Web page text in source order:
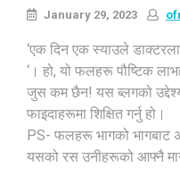
January 29, 2023
‘एक दिन एक स्याउले
‘। हो, यो फलहरू पौष्टिक
जुस कम छैन! यस ब्लगको
फाइदाहरूमा शिक्षित गर्नु हो।
PS- फलहरू भागको भागबाट
यसको रस उनीहरूको आफ्नै